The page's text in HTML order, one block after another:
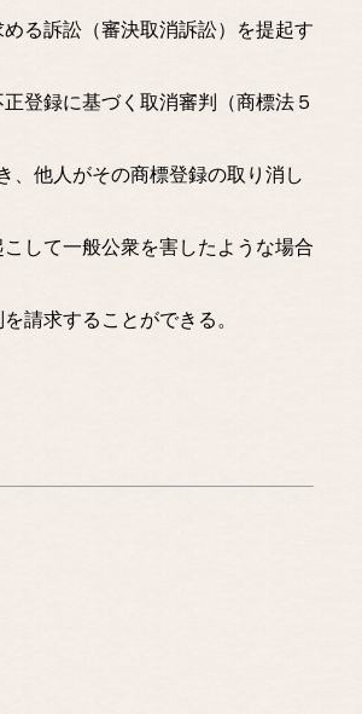
る訴訟（審決取消訴訟）を提起す
登録に基づく取消審判（商標法５
、他人がその商標登録の取り消し
して一般公衆を害したような場合
請求することができる。